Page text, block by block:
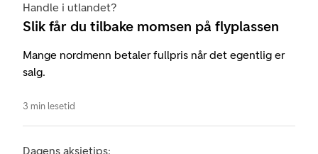
Handle i utlandet?
Slik får du tilbake momsen på flyplassen
Mange nordmenn betaler fullpris når det egentlig er
salg.
3 min lesetid
Dagens aksjetips: